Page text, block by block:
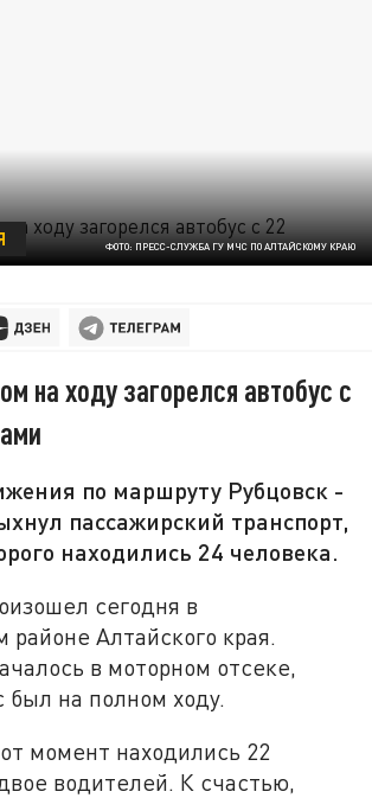
ФОТО: ПРЕСС-СЛУЖБА ГУ МЧС ПО АЛТАЙСКОМУ КРАЮ
на ходу загорелся автобус с
по маршруту Рубцовск -
пассажирский транспорт,
находились 24 человека.
сегодня в
районе Алтайского края.
в моторном отсеке,
был на полном ходу.
момент находились 22
водителей. К счастью,